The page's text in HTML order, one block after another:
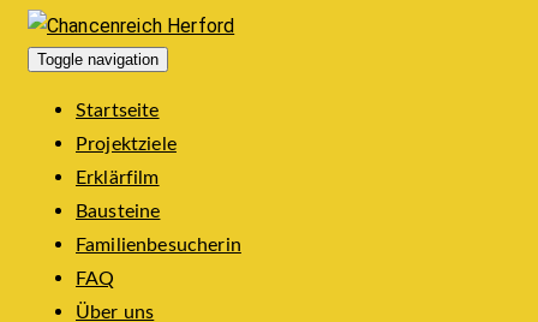
Toggle navigation
Startseite
Projektziele
Erklärfilm
Bausteine
Familienbesucherin
FAQ
Über uns